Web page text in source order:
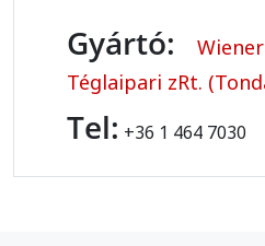
Gyártó:
Téglaipari zRt.
Tel: +36 1 464 7030